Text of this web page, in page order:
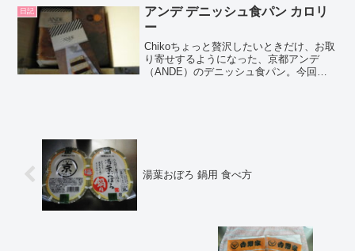
どの栄養成分について紹介するよ！お買
い得アイテムが大...
日記
アンデ デニッシュ食パン カロリ
ー
Chikoちょっと贅沢したいときだけ、お取
り寄せするようになった、京都アンデ
（ANDE）のデニッシュ食パン。今回
湯葉おぼろ 鍋用 食べ方